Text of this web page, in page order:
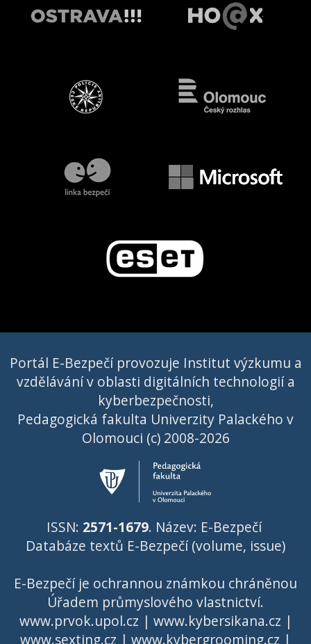
Portál E-Bezpečí provozuje Institut výzkumu a
vzdělávání v oblasti digitálních technologií a
kyberbezpečnosti,
Pedagogická fakulta Univerzity Palackého v
Olomouci (c) 2008-2026
ISSN: 2571-1679. Název: E-Bezpečí
Databáze textů E-Bezpečí (volume, issue)
E-Bezpečí je ochrannou známkou chráněnou
Úřadem průmyslového vlastnictví.
www.prvok.upol.cz | www.kybersikana.cz |
www.sexting.cz | www.kybergrooming.cz |